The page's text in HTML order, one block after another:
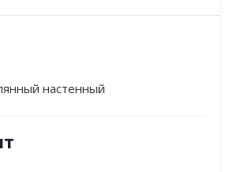
настенный